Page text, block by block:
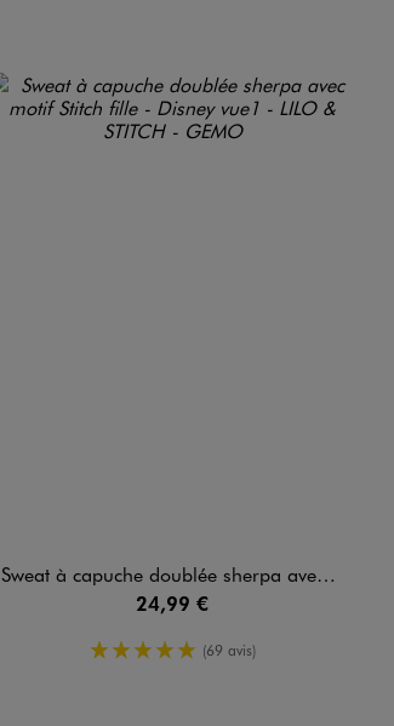
Sweat à capuche doublée sherpa avec motif Stitch fille - Disney
24,99 €
5/5 de moyenne
(69 avis)